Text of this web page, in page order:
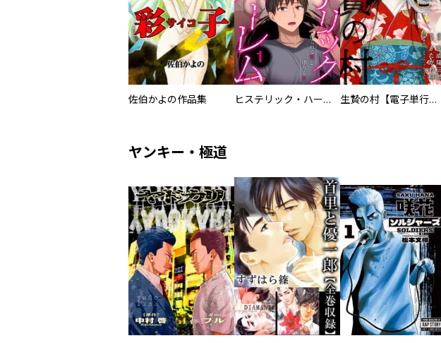
佐伯かよの作品集 ヒステリック・ハーレム～搾られる男と堕ちる女～【電子単行本版】 生贄の村【電子単行本版】
ヤンキー・極道